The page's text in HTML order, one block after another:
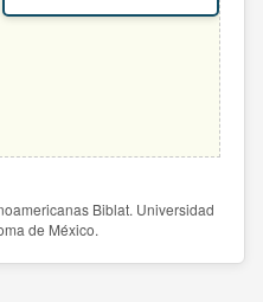
Biblat. Universidad
de México.